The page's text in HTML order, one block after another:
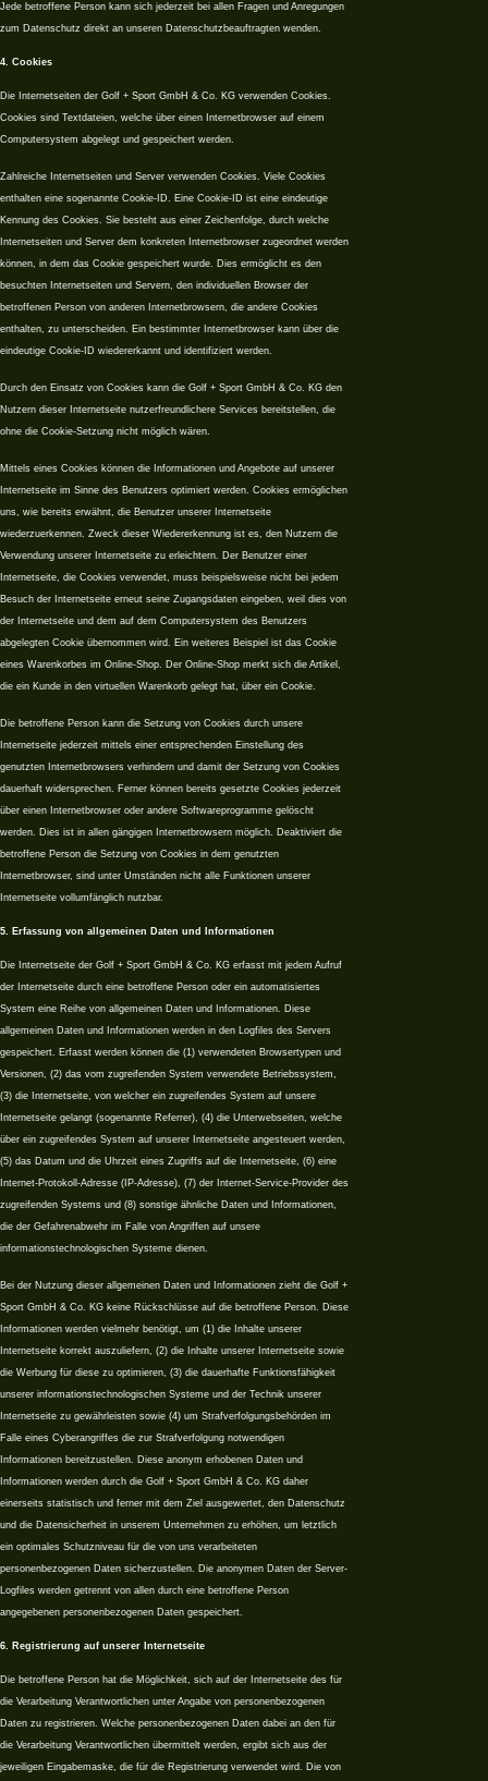
Jede betroffene Person kann sich jederzeit bei allen Fragen und Anregungen
zum Datenschutz direkt an unseren Datenschutzbeauftragten wenden.
4. Cookies
Die Internetseiten der Golf + Sport GmbH & Co. KG verwenden Cookies.
Cookies sind Textdateien, welche über einen Internetbrowser auf einem
Computersystem abgelegt und gespeichert werden.
Zahlreiche Internetseiten und Server verwenden Cookies. Viele Cookies
enthalten eine sogenannte Cookie-ID. Eine Cookie-ID ist eine eindeutige
Kennung des Cookies. Sie besteht aus einer Zeichenfolge, durch welche
Internetseiten und Server dem konkreten Internetbrowser zugeordnet werden
können, in dem das Cookie gespeichert wurde. Dies ermöglicht es den
besuchten Internetseiten und Servern, den individuellen Browser der
betroffenen Person von anderen Internetbrowsern, die andere Cookies
enthalten, zu unterscheiden. Ein bestimmter Internetbrowser kann über die
eindeutige Cookie-ID wiedererkannt und identifiziert werden.
Durch den Einsatz von Cookies kann die Golf + Sport GmbH & Co. KG den
Nutzern dieser Internetseite nutzerfreundlichere Services bereitstellen, die
ohne die Cookie-Setzung nicht möglich wären.
Mittels eines Cookies können die Informationen und Angebote auf unserer
Internetseite im Sinne des Benutzers optimiert werden. Cookies ermöglichen
uns, wie bereits erwähnt, die Benutzer unserer Internetseite
wiederzuerkennen. Zweck dieser Wiedererkennung ist es, den Nutzern die
Verwendung unserer Internetseite zu erleichtern. Der Benutzer einer
Internetseite, die Cookies verwendet, muss beispielsweise nicht bei jedem
Besuch der Internetseite erneut seine Zugangsdaten eingeben, weil dies von
der Internetseite und dem auf dem Computersystem des Benutzers
abgelegten Cookie übernommen wird. Ein weiteres Beispiel ist das Cookie
eines Warenkorbes im Online-Shop. Der Online-Shop merkt sich die Artikel,
die ein Kunde in den virtuellen Warenkorb gelegt hat, über ein Cookie.
Die betroffene Person kann die Setzung von Cookies durch unsere
Internetseite jederzeit mittels einer entsprechenden Einstellung des
genutzten Internetbrowsers verhindern und damit der Setzung von Cookies
dauerhaft widersprechen. Ferner können bereits gesetzte Cookies jederzeit
über einen Internetbrowser oder andere Softwareprogramme gelöscht
werden. Dies ist in allen gängigen Internetbrowsern möglich. Deaktiviert die
betroffene Person die Setzung von Cookies in dem genutzten
Internetbrowser, sind unter Umständen nicht alle Funktionen unserer
Internetseite vollumfänglich nutzbar.
5. Erfassung von allgemeinen Daten und Informationen
Die Internetseite der Golf + Sport GmbH & Co. KG erfasst mit jedem Aufruf
der Internetseite durch eine betroffene Person oder ein automatisiertes
System eine Reihe von allgemeinen Daten und Informationen. Diese
allgemeinen Daten und Informationen werden in den Logfiles des Servers
gespeichert. Erfasst werden können die (1) verwendeten Browsertypen und
Versionen, (2) das vom zugreifenden System verwendete Betriebssystem,
(3) die Internetseite, von welcher ein zugreifendes System auf unsere
Internetseite gelangt (sogenannte Referrer), (4) die Unterwebseiten, welche
über ein zugreifendes System auf unserer Internetseite angesteuert werden,
(5) das Datum und die Uhrzeit eines Zugriffs auf die Internetseite, (6) eine
Internet-Protokoll-Adresse (IP-Adresse), (7) der Internet-Service-Provider des
zugreifenden Systems und (8) sonstige ähnliche Daten und Informationen,
die der Gefahrenabwehr im Falle von Angriffen auf unsere
informationstechnologischen Systeme dienen.
Bei der Nutzung dieser allgemeinen Daten und Informationen zieht die Golf +
Sport GmbH & Co. KG keine Rückschlüsse auf die betroffene Person. Diese
Informationen werden vielmehr benötigt, um (1) die Inhalte unserer
Internetseite korrekt auszuliefern, (2) die Inhalte unserer Internetseite sowie
die Werbung für diese zu optimieren, (3) die dauerhafte Funktionsfähigkeit
unserer informationstechnologischen Systeme und der Technik unserer
Internetseite zu gewährleisten sowie (4) um Strafverfolgungsbehörden im
Falle eines Cyberangriffes die zur Strafverfolgung notwendigen
Informationen bereitzustellen. Diese anonym erhobenen Daten und
Informationen werden durch die Golf + Sport GmbH & Co. KG daher
einerseits statistisch und ferner mit dem Ziel ausgewertet, den Datenschutz
und die Datensicherheit in unserem Unternehmen zu erhöhen, um letztlich
ein optimales Schutzniveau für die von uns verarbeiteten
personenbezogenen Daten sicherzustellen. Die anonymen Daten der Server-
Logfiles werden getrennt von allen durch eine betroffene Person
angegebenen personenbezogenen Daten gespeichert.
6. Registrierung auf unserer Internetseite
Die betroffene Person hat die Möglichkeit, sich auf der Internetseite des für
die Verarbeitung Verantwortlichen unter Angabe von personenbezogenen
Daten zu registrieren. Welche personenbezogenen Daten dabei an den für
die Verarbeitung Verantwortlichen übermittelt werden, ergibt sich aus der
jeweiligen Eingabemaske, die für die Registrierung verwendet wird. Die von